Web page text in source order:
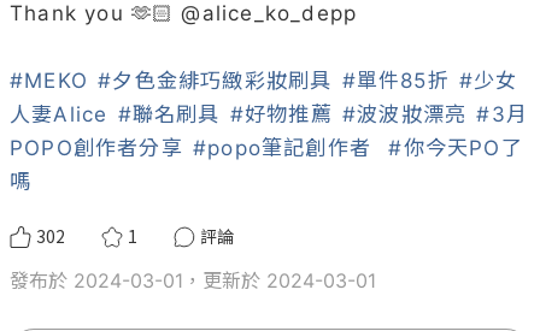
Thank you 🫶🏻 @ alice_ko_depp
#MEKO #夕色金緋巧緻彩妝刷具 #單件85折 #少女
人妻Alice #聯名刷具 #好物推薦 #波波妝漂亮 #3月
POPO創作者分享 #popo筆記創作者
#你今天PO了
嗎
302 1
評論
發布於 2024-03-01，更新於 2024-03-01